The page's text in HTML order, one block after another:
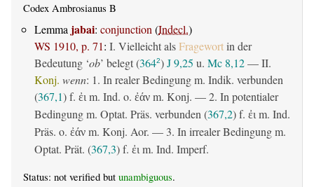
Codex Ambrosianus B
Lemma jabai: conjunction (Indecl.)
WS 1910, p. 71: I. Vielleicht alsFragewortin der
Bedeutung ‘ob’ belegt (3642)J 9,25 u. Mc 8,12— II.
Konj. wenn: 1. In realer Bedingung m. Indik. verbunden
(367,1) f. ἐι m. Ind. o. ἐάν m. Konj. — 2. In potentialer
Bedingung m. Optat. Präs. verbunden (367,2) f. ἐι m. Ind.
Präs. o. ἐάν m. Konj. Aor. — 3. In irrealer Bedingung m.
Optat. Prät. (367,3) f. ἐι m. Ind. Imperf.
Status: not verified but unambiguous.